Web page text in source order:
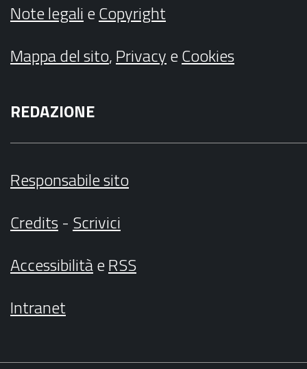
Note legalieCopyright
Mappa del sito,PrivacyeCookies
REDAZIONE
Responsabile sito
Credits- Scrivici
AccessibilitàeRSS
Intranet